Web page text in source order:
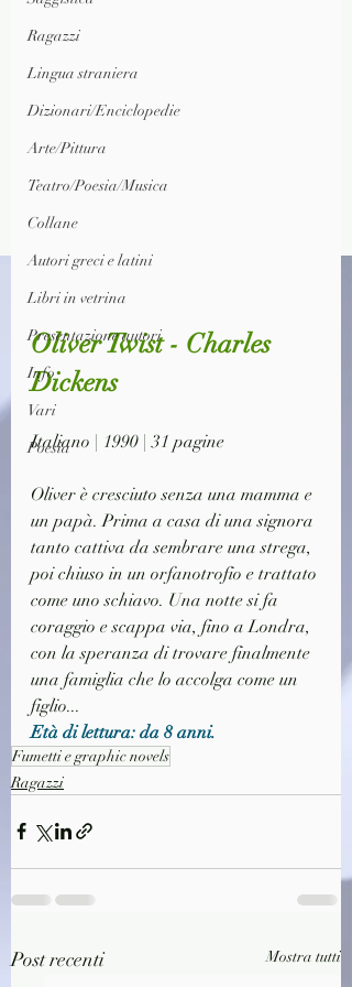
Ragazzi
Lingua straniera
Dizionari/Enciclopedie
Arte/Pittura
Teatro/Poesia/Musica
Collane
Autori greci e latini
Libri in vetrina
Presentazione autori
Info
Vari
Poesia
Oliver Twist - Charles
Dickens
Italiano | 1990 | 31 pagine
Oliver è cresciuto senza una mamma e
un papà. Prima a casa di una signora
tanto cattiva da sembrare una strega,
poi chiuso in un orfanotrofio e trattato
come uno schiavo. Una notte si fa
coraggio e scappa via, fino a Londra,
con la speranza di trovare finalmente
una famiglia che lo accolga come un
figlio...
Età di lettura: da 8 anni.
Fumetti e graphic novels
Ragazzi
Post recenti Mostra tutti